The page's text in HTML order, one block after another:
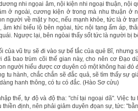
nhi ngọai âm, nội kiện nhi ngoại thuận, nội
ở ngoài, cương kiện ở trong mà nhu thuận ở
người về mặt y học, nếu mạnh khỏe, tức là ở
khí biểu lộ bên ngòai, tức nội tạng ấm áp,
Ngược lại, bên ngòai thấy sốt tức là người bị
của vũ trụ sẽ đi vào sự bế tắc của quẻ Bĩ, nhưng
bao trùm cõi thế gian này, cho nên cơ Đạo
người hiểu được cơ duyên có một không hai đó
tu hành, chắc chắn sẽ đắc quả, sẽ tìm thấy sự
hanh thông, có tu có đắc. (Hào Sơ cửu)
thế, tự độ và độ tha: "chí tại ngoại dã". Việc tu
thiền định, nên phải giảm duyên đọan sự, tức: